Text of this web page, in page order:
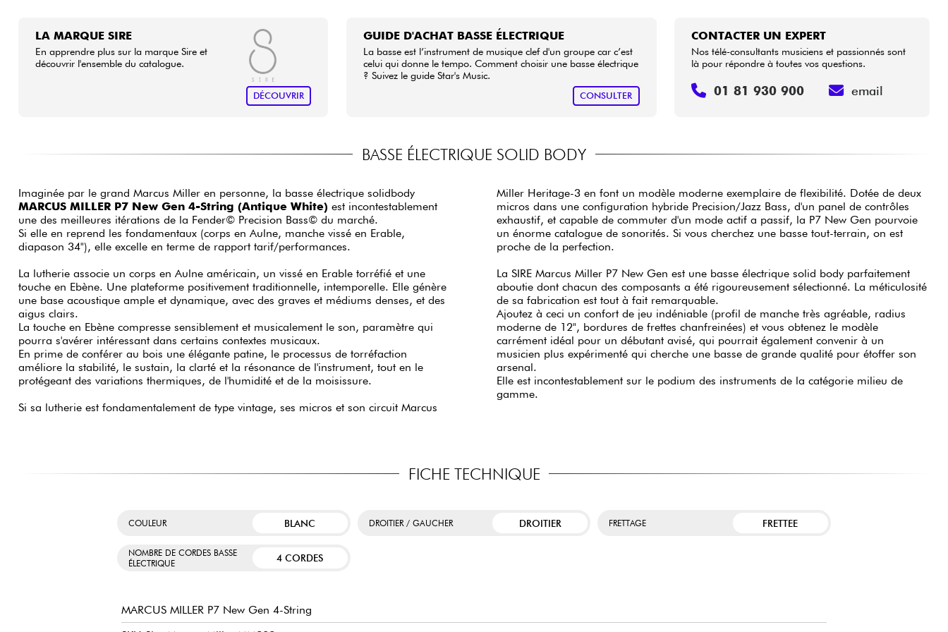
LA MARQUE SIRE
En apprendre plus sur la marque Sire et
découvrir l'ensemble du catalogue.
DÉCOUVRIR
GUIDE D'ACHAT BASSE ÉLECTRIQUE
La basse est l’instrument de musique clef d'un groupe car c’est
celui qui donne le tempo. Comment choisir une basse électrique
? Suivez le guide Star's Music.
CONSULTER
CONTACTER UN EXPERT
Nos télé-consultants musiciens et passionnés sont
là pour répondre à toutes vos questions.
01 81 930 900 email
BASSE ÉLECTRIQUE SOLID BODY
Imaginée par le grand Marcus Miller en personne, la basse électrique solidbody
MARCUS MILLER P7 New Gen 4-String (Antique White) est incontestablement
une des meilleures itérations de la Fender© Precision Bass© du marché.
Si elle en reprend les fondamentaux (corps en Aulne, manche vissé en Erable,
diapason 34"), elle excelle en terme de rapport tarif/performances.
La lutherie associe un corps en Aulne américain, un vissé en Erable torréfié et une
touche en Ebène. Une plateforme positivement traditionnelle, intemporelle. Elle génère
une base acoustique ample et dynamique, avec des graves et médiums denses, et des
aigus clairs.
La touche en Ebène compresse sensiblement et musicalement le son, paramètre qui
pourra s'avérer intéressant dans certains contextes musicaux.
En prime de conférer au bois une élégante patine, le processus de torréfaction
améliore la stabilité, le sustain, la clarté et la résonance de l'instrument, tout en le
protégeant des variations thermiques, de l'humidité et de la moisissure.
Si sa lutherie est fondamentalement de type vintage, ses micros et son circuit Marcus
Miller Heritage-3 en font un modèle moderne exemplaire de flexibilité. Dotée de deux
micros dans une configuration hybride Precision/Jazz Bass, d'un panel de contrôles
exhaustif, et capable de commuter d'un mode actif a passif, la P7 New Gen pourvoie
un énorme catalogue de sonorités. Si vous cherchez une basse tout-terrain, on est
proche de la perfection.
La SIRE Marcus Miller P7 New Gen est une basse électrique solid body parfaitement
aboutie dont chacun des composants a été rigoureusement sélectionné. La méticulosité
de sa fabrication est tout à fait remarquable.
Ajoutez à ceci un confort de jeu indéniable (profil de manche très agréable, radius
moderne de 12", bordures de frettes chanfreinées) et vous obtenez le modèle
carrément idéal pour un débutant avisé, qui pourrait également convenir à un
musicien plus expérimenté qui cherche une basse de grande qualité pour étoffer son
arsenal.
Elle est incontestablement sur le podium des instruments de la catégorie milieu de
gamme.
FICHE TECHNIQUE
COULEUR BLANC DROITIER / GAUCHER DROITIER FRETTAGE FRETTEE
NOMBRE DE CORDES BASSE
ÉLECTRIQUE
4 CORDES
MARCUS MILLER P7 New Gen 4-String